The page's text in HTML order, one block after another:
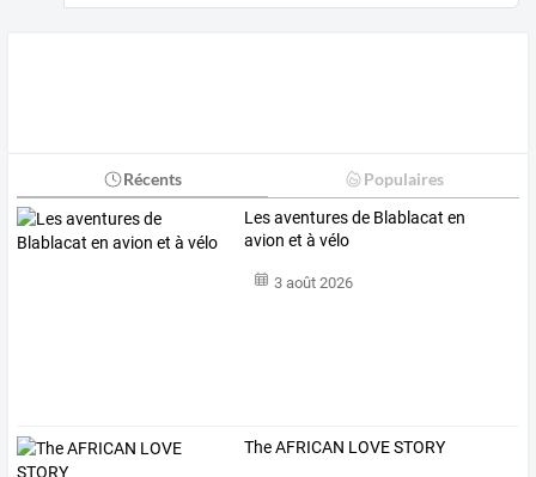
Récents Populaires
Les aventures de Blablacat en
avion et à vélo
3 août 2026
The AFRICAN LOVE STORY